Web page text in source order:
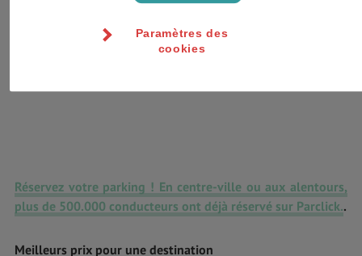
Réservez votre parking ! En centre-ville ou aux alentours,
plus de 500.000 conducteurs ont déjà réservé sur Parclick..
Meilleurs prix pour une destination
Paramètres des
cookies